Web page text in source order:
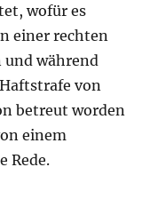
wofür es
einer rechten
und während
von
betreut worden
einem
Rede.